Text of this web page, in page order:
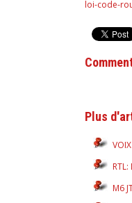
loi-code-
Plus
RTL:
M6